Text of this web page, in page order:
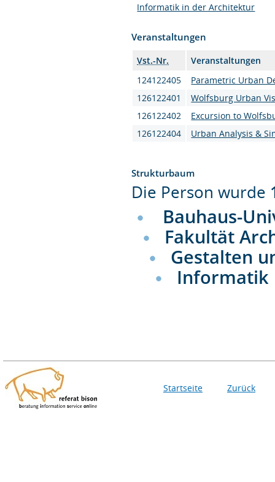
Informatik in der Architektur
Veranstaltungen
Vst.-Nr.
Veranstaltungen
124122405
Parametric Urban
126122401
Wolfsburg Urban
126122402
Excursion to
126122404
Urban Analysis &
Strukturbaum
Die Person wurde
Bauhaus-
Fakultät
Gestalten
Startseite Zurück